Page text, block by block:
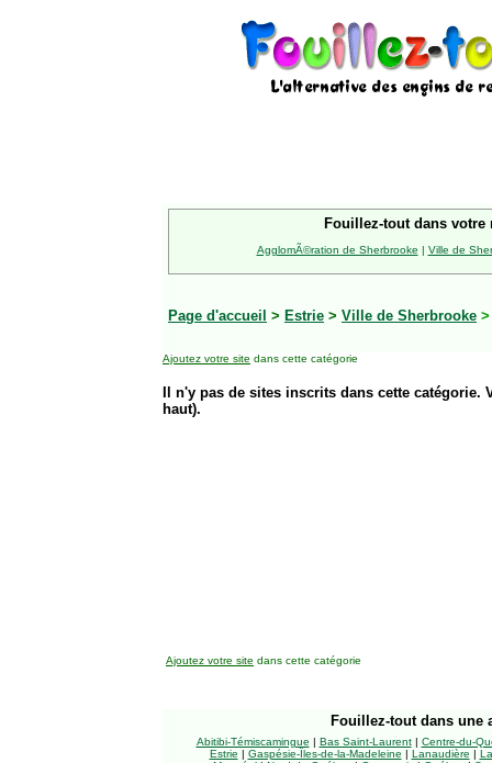
Fouillez-tout dans votre
AgglomÃ©ration de Sherbrooke | Ville de
Page d'accueil > Estrie > Ville de Sherbrooke
Ajoutez votre site dans cette catégorie
Il n'y pas de sites inscrits dans cette
haut).
Ajoutez votre site dans cette catégorie
Fouillez-tout dans une
Abitibi-Témiscamingue | Bas Saint-Laurent| Centre-du-
Estrie | Gaspésie-Îles-de-la-Madeleine | Lanaudière |